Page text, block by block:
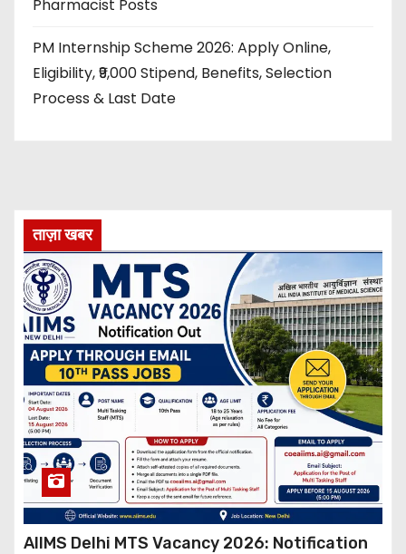
Pharmacist Posts
PM Internship Scheme 2026: Apply Online,
Eligibility, ₹9,000 Stipend, Benefits, Selection
Process & Last Date
ताज़ा खबर
AIIMS Delhi MTS Vacancy 2026: Notification